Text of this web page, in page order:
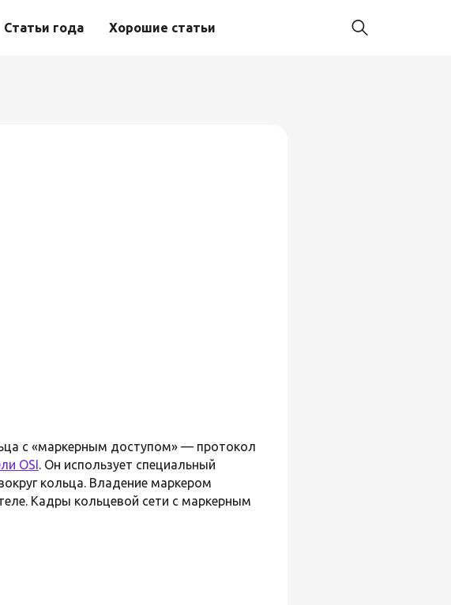
Статьи года Хорошие статьи
с «маркерным доступом» — протокол
OSI. Он использует специальный
кольца. Владение маркером
Кадры кольцевой сети с маркерным